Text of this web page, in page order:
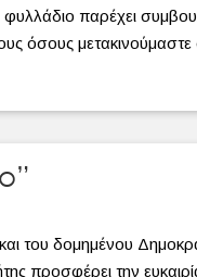
παρέχει
όσους
και του δομημένου
προσφέρει την